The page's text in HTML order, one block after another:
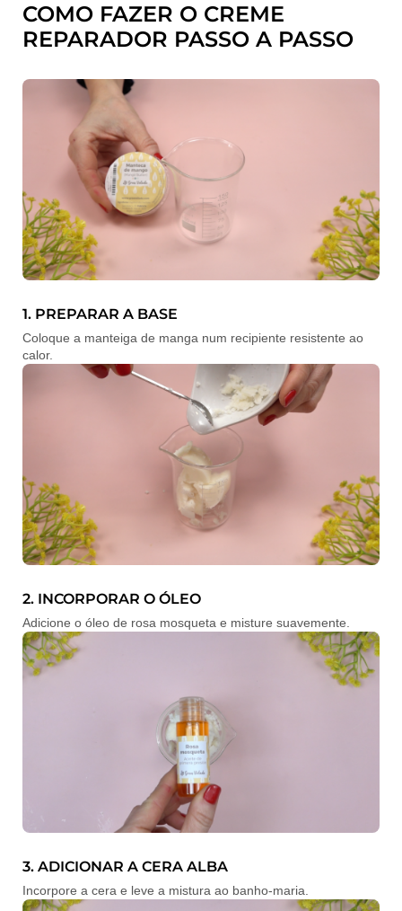
COMO FAZER O CREME
REPARADOR PASSO A PASSO
1. PREPARAR A BASE
Coloque a manteiga de manga num recipiente resistente ao
calor.
2. INCORPORAR O ÓLEO
Adicione o óleo de rosa mosqueta e misture suavemente.
3. ADICIONAR A CERA ALBA
Incorpore a cera e leve a mistura ao banho-maria.